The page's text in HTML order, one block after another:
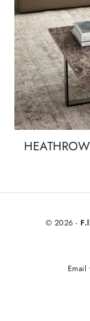
HEATHROW
© 2026 -
Email